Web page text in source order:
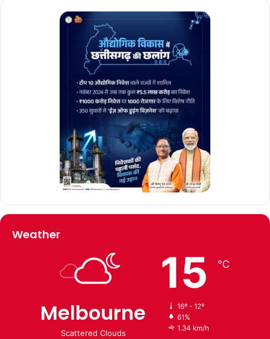
Weather
Melbourne
Scattered Clouds
15 ℃
16º - 12º
61%
1.34 km/h